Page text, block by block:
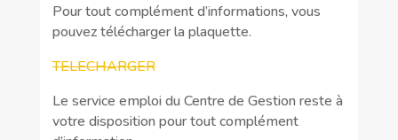
Pour tout complément d’informations, vous
pouvez télécharger la plaquette.
TELECHARGER
Le service emploi du Centre de Gestion reste à
votre disposition pour tout complément